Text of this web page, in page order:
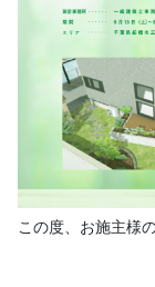
この度、お施主様